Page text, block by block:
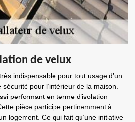
de velux
indispensable pour tout usage d’un
pour l’intérieur de la maison.
performant en terme d’isolation
pièce participe pertinemment à
logement. Ce qui fait qu’une initiative